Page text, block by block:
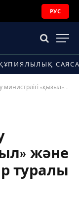
РУС
«жасыл» аймақтар туралы ақпарат таратты
және
туралы